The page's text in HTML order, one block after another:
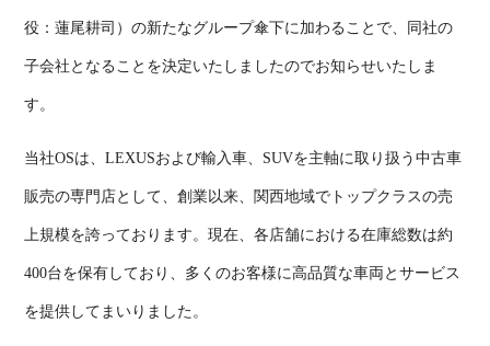
役：蓮尾耕司）の新たなグループ傘下に加わることで、同社の
子会社となることを決定いたしましたのでお知らせいたしま
す。
当社OSは、LEXUSおよび輸入車、SUVを主軸に取り扱う中古車
販売の専門店として、創業以来、関西地域でトップクラスの売
上規模を誇っております。現在、各店舗における在庫総数は約
400台を保有しており、多くのお客様に高品質な車両とサービス
を提供してまいりました。